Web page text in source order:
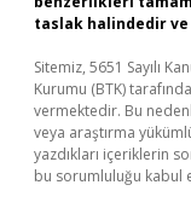
taslak halindedir
Sitemiz, 5651 Sayılı
Kurumu (BTK)
vermektedir. Bu
veya araştırma
yazdıkları içeriklerin
bu sorumluluğu kabul